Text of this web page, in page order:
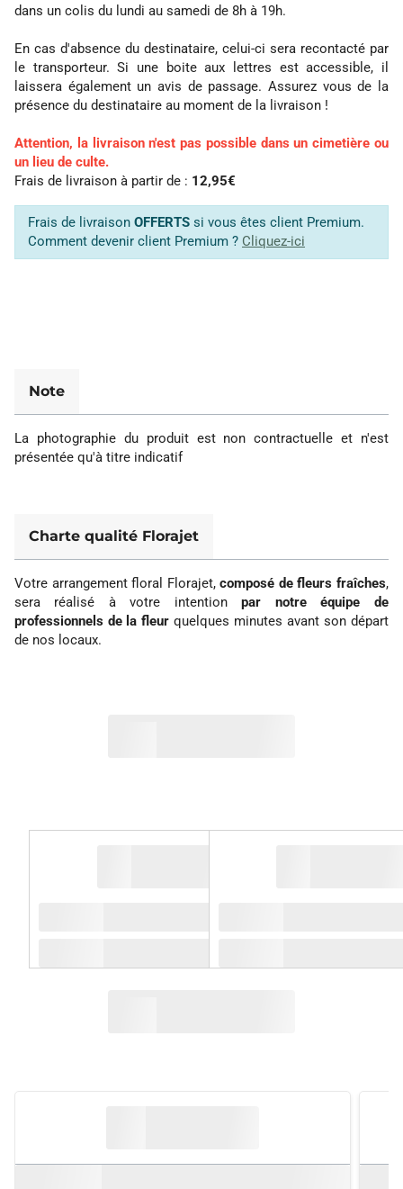
dans un colis du lundi au samedi de 8h à 19h.
En cas d'absence du destinataire, celui-ci sera recontacté par
le transporteur. Si une boite aux lettres est accessible, il
laissera également un avis de passage. Assurez vous de la
présence du destinataire au moment de la livraison !
Attention, la livraison n'est pas possible dans un cimetière ou
un lieu de culte.
Frais de livraison à partir de : 12,95€
Frais de livraison OFFERTS si vous êtes client Premium.
Comment devenir client Premium ? Cliquez-ici
Note
La photographie du produit est non contractuelle et n'est
présentée qu'à titre indicatif
Charte qualité Florajet
Votre arrangement floral Florajet, composé de fleurs fraîches,
sera réalisé à votre intention par notre équipe de
professionnels de la fleur quelques minutes avant son départ
de nos locaux.